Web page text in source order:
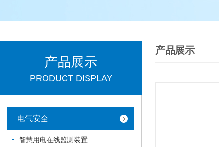
产品展示
PRODUCT DISPLAY
电气安全
智慧用电在线监测装置
产品展示